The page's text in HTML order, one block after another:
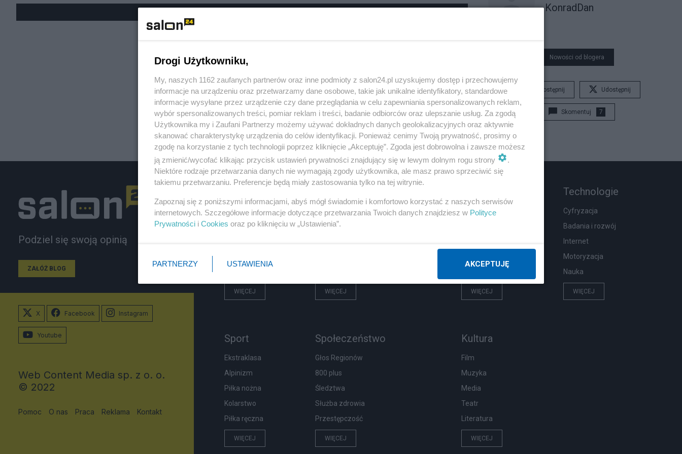
KonradDan
Nowości od blogera
Udostępnij Udostępnij
Skomentuj 7
Podziel się swoją opinią
ZAŁÓŻ BLOG
Rosja
PiS
WIĘCEJ
Biznes
Pieniądze
WIĘCEJ
Zdrowie
WIĘCEJ
Technologie
Cyfryzacja
Badania i rozwój
Internet
Motoryzacja
Nauka
WIĘCEJ
Sport
Ekstraklasa
Alpinizm
Piłka nożna
Kolarstwo
Piłka ręczna
WIĘCEJ
Społeczeństwo
Głos Regionów
800 plus
Śledztwa
Służba zdrowia
Przestępczość
WIĘCEJ
Kultura
Film
Muzyka
Media
Teatr
Literatura
WIĘCEJ
X Facebook Instagram
Youtube
Web Content Media sp. z o. o.
© 2022
Pomoc O nas Praca Reklama Kontakt
Drogi Użytkowniku,
My, naszych 1162 zaufanych partnerów oraz inne podmioty z salon24.pl uzyskujemy dostęp i przechowujemy
informacje na urządzeniu oraz przetwarzamy dane osobowe, takie jak unikalne identyfikatory, standardowe
informacje wysyłane przez urządzenie czy dane przeglądania w celu zapewniania spersonalizowanych reklam,
wybór spersonalizowanych treści, pomiar reklam i treści, badanie odbiorców oraz ulepszanie usług. Za zgodą
Użytkownika my i Zaufani Partnerzy możemy używać dokładnych danych geolokalizacyjnych oraz aktywnie
skanować charakterystykę urządzenia do celów identyfikacji. Ponieważ cenimy Twoją prywatność, prosimy o
zgodę na korzystanie z tych technologii poprzez kliknięcie „Akceptuję”. Zgoda jest dobrowolna i zawsze możesz
ją zmienić/wycofać klikając przycisk ustawień prywatności znajdujący się w lewym dolnym rogu strony
.
Niektóre rodzaje przetwarzania danych nie wymagają zgody użytkownika, ale masz prawo sprzeciwić się
takiemu przetwarzaniu. Preferencje będą miały zastosowania tylko na tej witrynie.
Zapoznaj się z poniższymi informacjami, abyś mógł świadomie i komfortowo korzystać z naszych serwisów
internetowych. Szczegółowe informacje dotyczące przetwarzania Twoich danych znajdziesz w Polityce
Prywatności i Cookies oraz po kliknięciu w „Ustawienia”.
PARTNERZY USTAWIENIA AKCEPTUJĘ